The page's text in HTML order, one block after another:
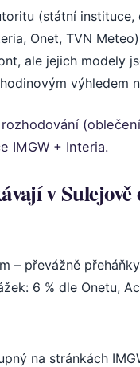
(státní
Onet, TVN
ale jejich modely
výhledem
IMGW + Interia.
v Sulejově
– převážně
6 % dle Onetu,
na stránkách